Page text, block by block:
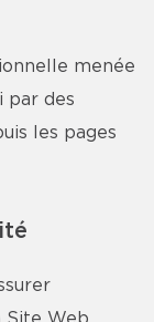
menée
par des
les pages